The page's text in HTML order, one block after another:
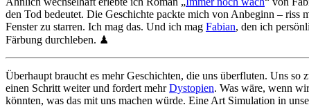
den Tod bedeutet. Die Geschichte packte mich von Anbeginn –
Fenster zu starren. Ich mag das. Und ich mag Fabian, den ich
Färbung durchleben. ♟
Überhaupt braucht es mehr Geschichten, die uns überfluten. Uns
einen Schritt weiter und fordert mehrDystopien. Was wäre, wenn
könnten, was das mit uns machen würde. Eine Art Simulation in